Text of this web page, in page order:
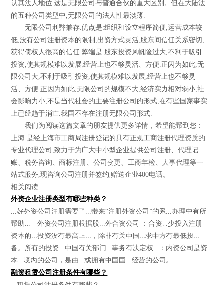
认其法人地位.这是无限公司与普通合伙的重大区别。但在大陆法
的五种公司类型中,无限公司的法人性最淡薄.
无限公司利弊兼存.优点是:组织和设立程序简便,运营成本较
低,没有公司注册资本的限制,出资方式灵活,股东间信任关系密切,
获得债权人很高的信任.弊端是:股东投资风帆险过大,不利于吸引
投资,使其规模难以发展,经营上也不够灵活、方便.正闪为如此,无
限公司大,不利于吸引投资,使其规模难以发展,经营上也不够灵
活、方便.正因为如此,无限公司的规模不大,经济实力相对弱小,社
会影响力小,不是当代社会的主要注册公司的形式,在有些国家事实
上已经趋于消亡.我国不存在注册无限公司形式.
我们为阅读这篇文章的朋友提供更多详情，希望能帮到您：
上海 是经上海市工商局注册登记的具有正规工商注册代理资质的
专业代理公司,致力于为广大中小型企业提供公司注册、代理记
账、税务咨询、商标注册、公司变更、工商年检、人事代理等一
站式服务,现咨询公司注册并签约,赠送企业400电话。
相关阅读:
外资企业注册类型有哪些种类？
...好外资公司注册需要了...带来“注册外资公司”的系...办理中有所
帮助... 外资公司注册根据股...外合资公司 ：合资...少投入注册
资本的...投资没有最高上...，除非有关中国...求中方有最低投...
备。所有的投资...中国有关部门...事务有决定权...：内资公司是资
本...境内的公司，是由...或拥有中国国...经营的公司。
融资租赁公司注册条件有哪些？